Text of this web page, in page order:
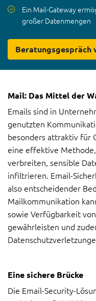
Ein Mail-Gateway
großer Datenmengen
Beratungsgespräch
Mail: Das Mittel der
Emails sind in
genutzten
besonders attraktiv für
eine effektive
verbreiten, sensible
infiltrieren. Email-
also entscheidender
Mailkommunikation
sowie Verfügbarkeit
gewährleisten und
Eine sichere Brücke
Die Email-Security-